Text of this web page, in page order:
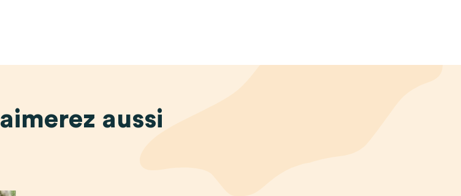
aimerez aussi